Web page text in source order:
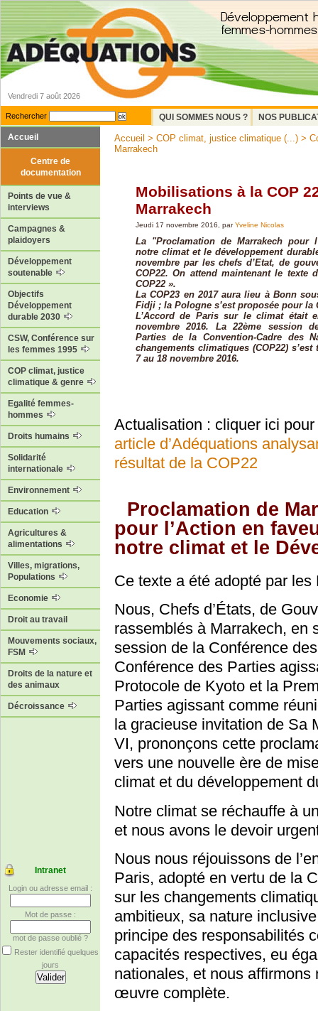
Vendredi 7 août 2026
Rechercher QUI SOMMES NOUS ?
NOS
Accueil
Centre de
documentation
Points de vue &
interviews
Campagnes &
plaidoyers
Développement
soutenable
Objectifs
Développement
durable 2030
CSW, Conférence sur
les femmes 1995
COP climat, justice
climatique & genre
Egalité femmes-
hommes
Droits humains
Solidarité
internationale
Environnement
Education
Agricultures &
alimentations
Villes, migrations,
Populations
Economie
Droit au travail
Mouvements sociaux,
FSM
Droits de la nature et
des animaux
Décroissance
Intranet
Login ou adresse email :
Mot de passe :
mot de passe oublié ?
Rester identifié quelques
jours
Accueil > COP climat, justice climatique (...) >
Marrakech
Mobilisations à la COP
Marrakech
Jeudi 17 novembre 2016, parYveline Nicolas
La "Proclamation de Marrakech pour
notre climat et le développement
novembre par les chefs d’Etat, de
COP22. On attend maintenant le texte
COP22 ».
La COP23 en 2017 aura lieu à Bonn
Fidji ; la Pologne s’est proposée pour la
L’Accord de Paris sur le climat était
novembre 2016. La 22ème session
Parties de la Convention-Cadre des
changements climatiques (COP22) s’est
7 au 18 novembre 2016.
Actualisation : cliquer ici
article d’Adéquations
résultat de la COP22
Proclamation de
pour l’Action en
notre climat et le
Ce texte a été adopté par
Nous, Chefs d’États, de
rassemblés à Marrakech, en
session de la Conférence
Conférence des Parties
Protocole de Kyoto et la
Parties agissant comme
la gracieuse invitation de Sa
VI, prononçons cette
vers une nouvelle ère de
climat et du développement
Notre climat se réchauffe à
et nous avons le devoir
Nous nous réjouissons de
Paris, adopté en vertu de la
sur les changements
ambitieux, sa nature
principe des responsabilités
capacités respectives, eu
nationales, et nous
œuvre complète.